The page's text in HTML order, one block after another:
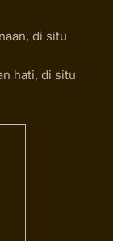
di situ
hati, di situ